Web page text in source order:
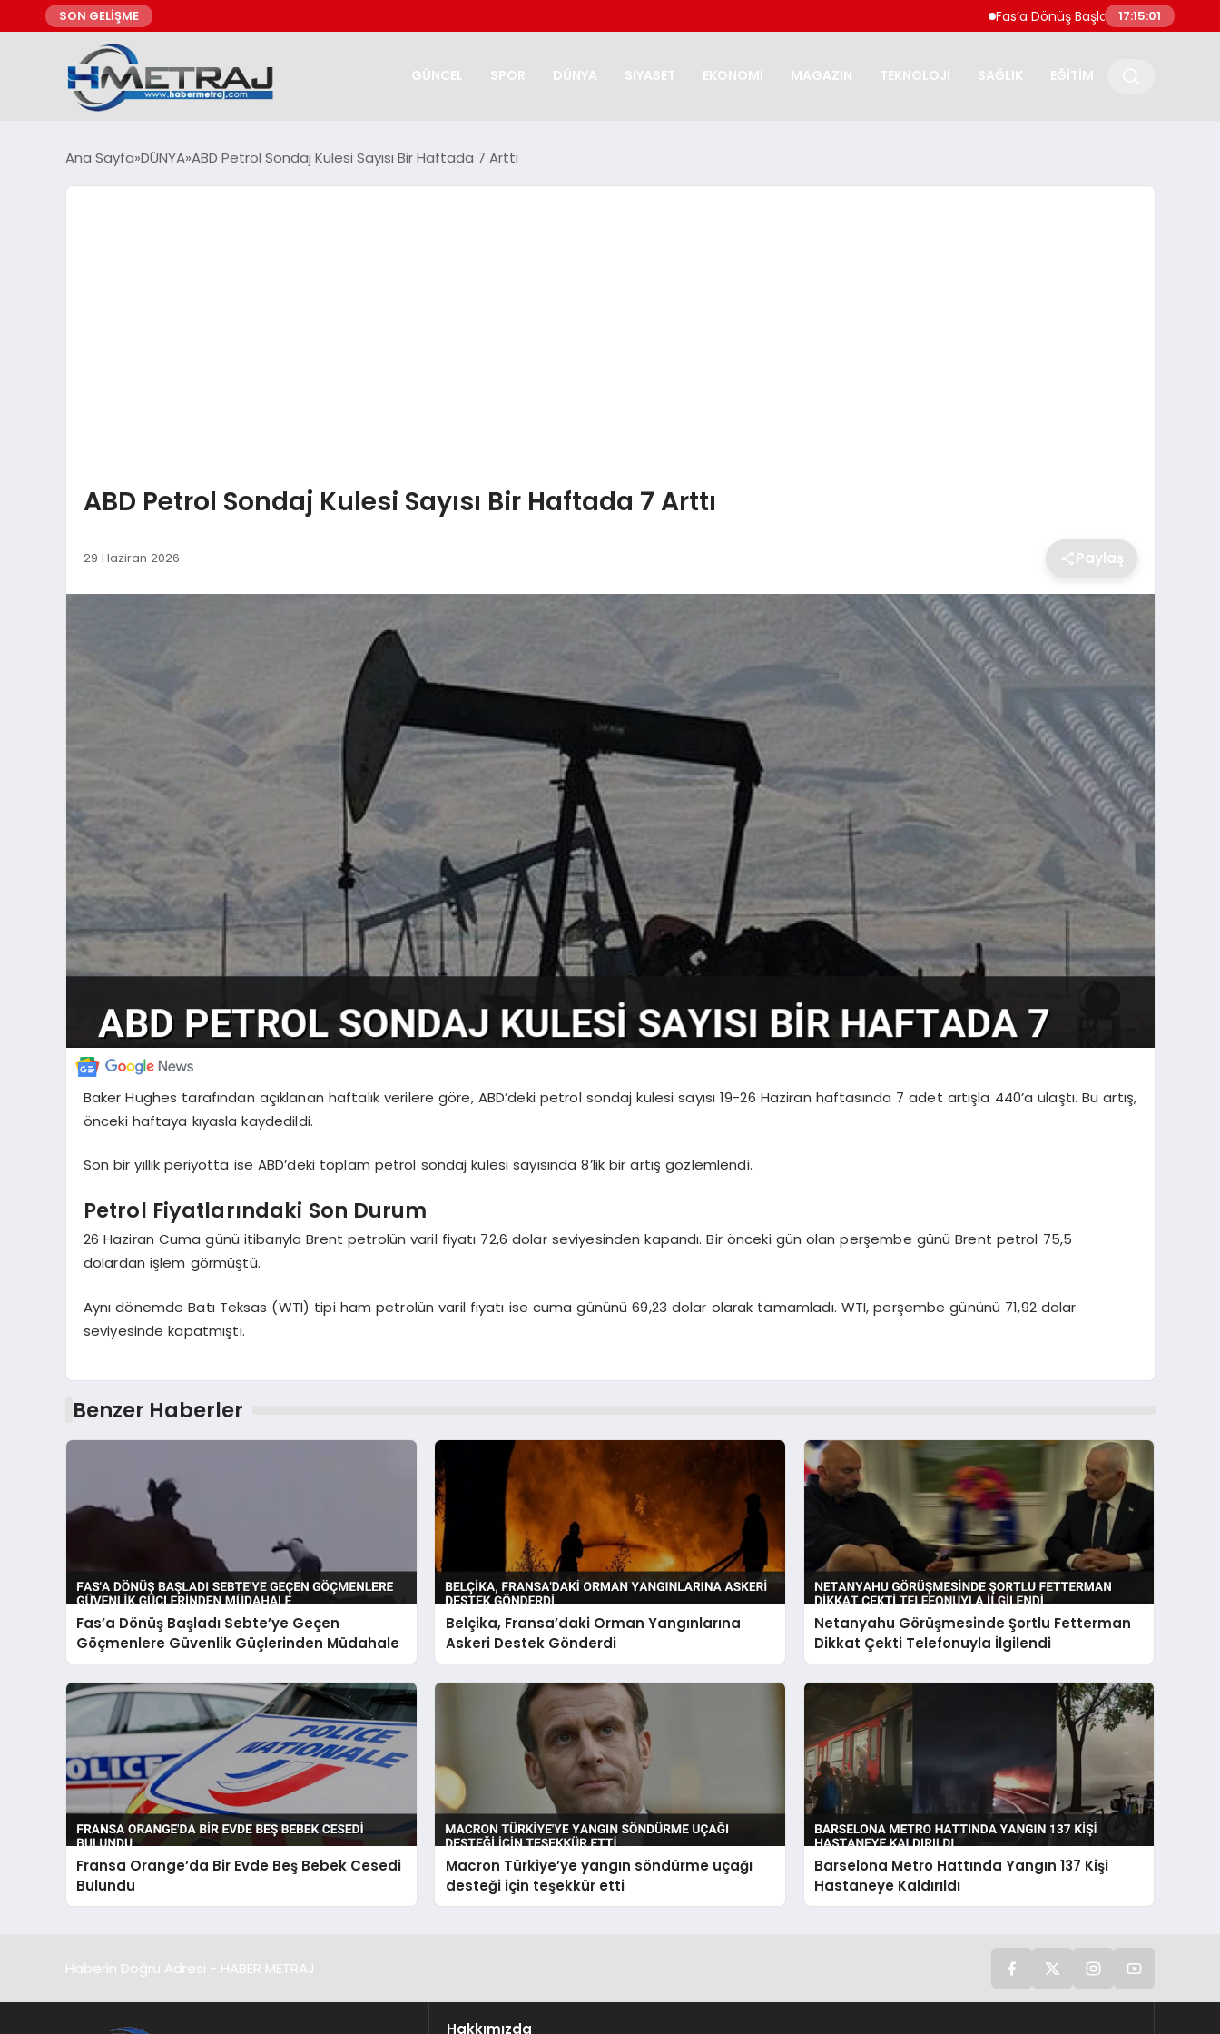
SON GELİŞME Fas’a Dönüş Başladı Sebte’ye Geçen
17:15:02
GÜNCEL SPOR DÜNYA SİYASET EKONOMİ MAGAZİN TEKNOLOJİ SAĞLIK EĞİTİM
Ana Sayfa DÜNYA ABD Petrol Sondaj Kulesi Sayısı Bir Haftada 7 Arttı
ABD Petrol Sondaj Kulesi Sayısı Bir Haftada 7 Arttı
29 Haziran 2026 Paylaş
Baker Hughes tarafından açıklanan haftalık verilere göre, ABD’deki petrol sondaj kulesi sayısı 19-26 Haziran haftasında 7 adet artışla 440’a ulaştı. Bu artış,
önceki haftaya kıyasla kaydedildi.
Son bir yıllık periyotta ise ABD’deki toplam petrol sondaj kulesi sayısında 8’lik bir artış gözlemlendi.
Petrol Fiyatlarındaki Son Durum
26 Haziran Cuma günü itibarıyla Brent petrolün varil fiyatı 72,6 dolar seviyesinden kapandı. Bir önceki gün olan perşembe günü Brent petrol 75,5
dolardan işlem görmüştü.
Aynı dönemde Batı Teksas (WTI) tipi ham petrolün varil fiyatı ise cuma gününü 69,23 dolar olarak tamamladı. WTI, perşembe gününü 71,92 dolar
seviyesinde kapatmıştı.
Benzer Haberler
Fas’a Dönüş Başladı Sebte’ye Geçen
Göçmenlere Güvenlik Güçlerinden Müdahale
Belçika, Fransa’daki Orman Yangınlarına
Askeri Destek Gönderdi
Netanyahu Görüşmesinde Şortlu Fetterman
Dikkat Çekti Telefonuyla İlgilendi
Fransa Orange’da Bir Evde Beş Bebek Cesedi
Bulundu
Macron Türkiye’ye yangın söndürme uçağı
desteği için teşekkür etti
Barselona Metro Hattında Yangın 137 Kişi
Hastaneye Kaldırıldı
Haberin Doğru Adresi - HABER METRAJ
Hakkımızda